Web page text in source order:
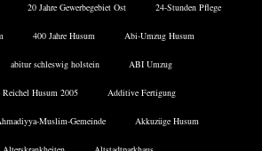
20 Jahre Gewerbegebiet Ost 24-Stunden Pflege
400 Jahre Husum Abi-Umzug Husum
abitur schleswig holstein ABI Umzug
Husum 2005 Additive Fertigung
Muslim-Gemeinde Akkuzüge Husum